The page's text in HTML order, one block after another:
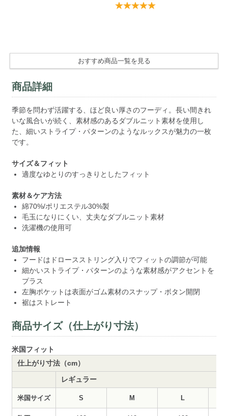
おすすめ商品一覧を見る
商品詳細
季節を問わず活躍する、ほど良い厚さのフーディ。長い間きれ
いな風合いが続く、素材感のあるダブルニット素材を使用し
た、細いストライプ・パターンのようなルックスが魅力の一枚
です。
サイズ＆フィット
適度なゆとりのすっきりとしたフィット
素材＆ケア方法
綿70%/ポリエステル30%製
毛玉になりにくい、丈夫なダブルニット素材
洗濯機の使用可
追加情報
フードはドロースストリング入りでフィットの調節が可能
細かいストライプ・パターンのような素材感がアクセントを
プラス
左胸ポケットは表面がゴム素材のスナップ・ボタン開閉
裾はストレート
商品サイズ（仕上がり寸法）
米国フィット
仕上がり寸法（cm）
レギュラー
米国サイズ S M L